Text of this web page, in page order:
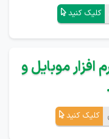
کلیک کنید
افزار موبایل و
کلیک کنید